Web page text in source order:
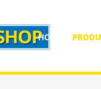
HOME